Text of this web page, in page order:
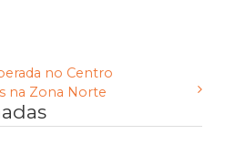
no Centro
na Zona Norte